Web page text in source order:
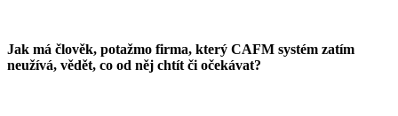
Jak má člověk, potažmo firma, který CAFM systém zatím
neužívá, vědět, co od něj chtít či očekávat?